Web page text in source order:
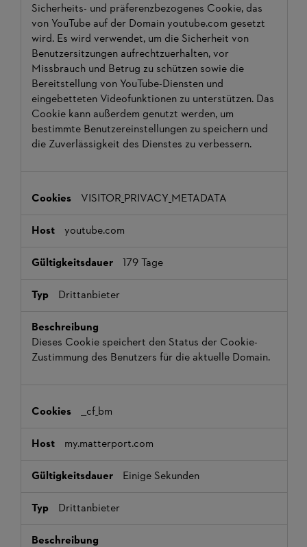
Sicherheits- und präferenzbezogenes Cookie, das
von YouTube auf der Domain youtube.com gesetzt
wird. Es wird verwendet, um die Sicherheit von
Benutzersitzungen aufrechtzuerhalten, vor
Missbrauch und Betrug zu schützen sowie die
Bereitstellung von YouTube-Diensten und
eingebetteten Videofunktionen zu unterstützen. Das
Cookie kann außerdem genutzt werden, um
bestimmte Benutzereinstellungen zu speichern und
die Zuverlässigkeit des Dienstes zu verbessern.
VISITOR_PRIVACY_METADATA
youtube.com
179 Tage
Drittanbieter
Dieses Cookie speichert den Status der Cookie-
Zustimmung des Benutzers für die aktuelle Domain.
__cf_bm
my.matterport.com
Einige Sekunden
Drittanbieter